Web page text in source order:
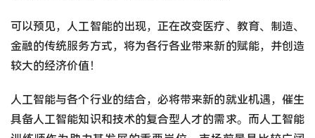
可以预见，人工智能的出现，正在改变医疗、教育、制造、
金融的传统服务方式，将为各行各业带来新的赋能，并创造
较大的经济价值！
人工智能与各个行业的结合，必将带来新的就业机遇，催生
具备人工智能知识和技术的复合型人才的需求。而人工智能